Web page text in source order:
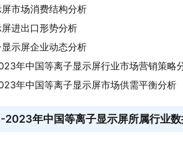
市场消费结构分析
进出口形势分析
示屏企业动态分析
年中国等离子显示屏行业市场营销策略
年中国等离子显示屏市场供需平衡分析
2023年中国等离子显示屏所属行业